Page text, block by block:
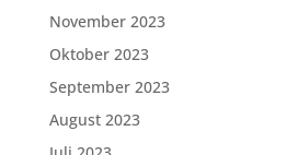
November 2023
Oktober 2023
September 2023
August 2023